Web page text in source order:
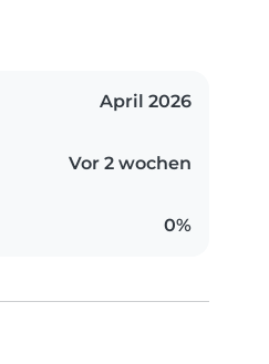
April 2026
Vor 2 wochen
0%